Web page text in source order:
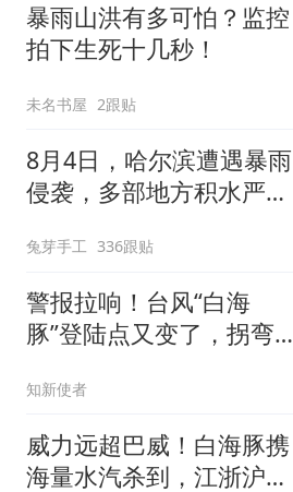
暴雨山洪有多可怕？监控
拍下生死十几秒！
未名书屋 2跟贴
8月4日，哈尔滨遭遇暴雨
侵袭，多部地方积水严
兔芽手工 336跟贴
警报拉响！台风“白海
豚”登陆点又变了，拐弯跑
知新使者
威力远超巴威！白海豚携
海量水汽杀到，江浙沪面